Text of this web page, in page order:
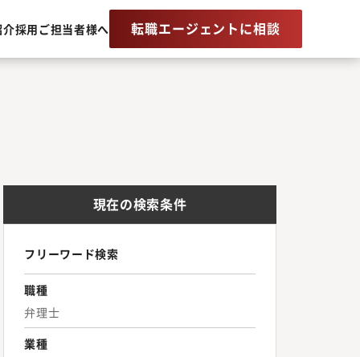
介採用ご担当者様へ 転職エージェントに相談
現在の検索条件
フリーワード検索
職種
弁理士
業種